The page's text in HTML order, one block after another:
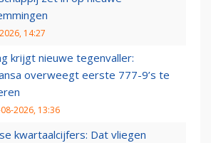
14:27
krijgt nieuwe tegenvaller:
overweegt eerste 777-9’s te
2026, 13:36
kwartaalcijfers: Dat vliegen